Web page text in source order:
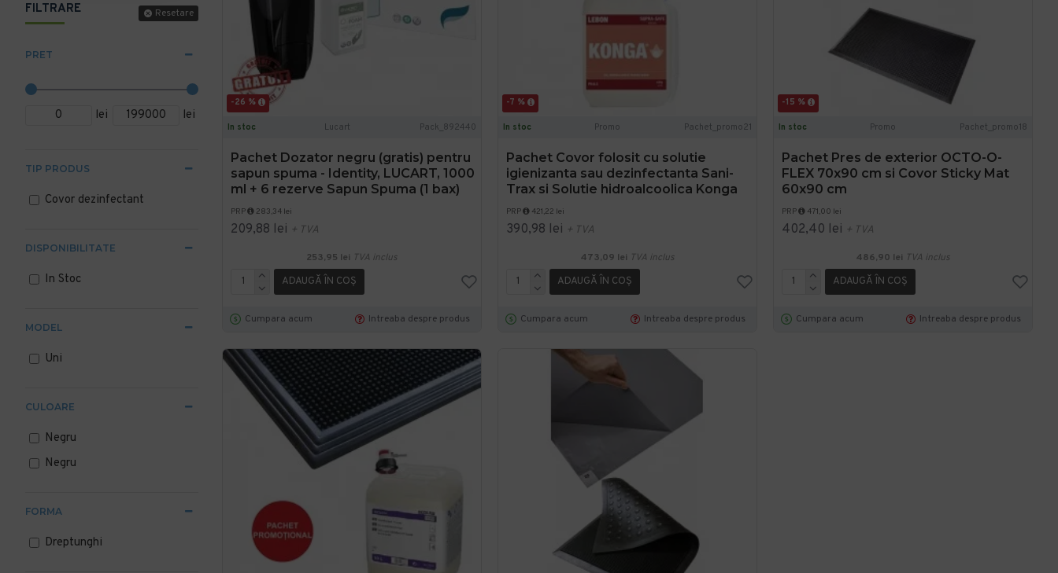
FILTRARE Resetare
PRET
lei lei
MODEL
Uni
CULOARE
Negru
Negru
FORMA
Dreptunghi
TIP PRODUS
Covor dezinfectant
DISPONIBILITATE
In Stoc
-26 %
In stoc Lucart Pack_892440
Pachet Dozator negru (gratis) pentru
sapun spuma - Identity, LUCART, 1000
ml + 6 rezerve Sapun Spuma (1 bax)
PRP 283,34 lei
209,88 lei + TVA
253,95 lei TVA inclus
ADAUGĂ ÎN COŞ
Cumpara acum Intreaba despre produs
-7 %
In stoc Promo Pachet_promo21
Pachet Covor folosit cu solutie
igienizanta sau dezinfectanta Sani-
Trax si Solutie hidroalcoolica Konga
PRP 421,22 lei
390,98 lei + TVA
473,09 lei TVA inclus
ADAUGĂ ÎN COŞ
Cumpara acum Intreaba despre produs
-15 %
In stoc Promo Pachet_promo18
Pachet Pres de exterior OCTO-O-
FLEX 70x90 cm si Covor Sticky Mat
60x90 cm
PRP 471,00 lei
402,40 lei + TVA
486,90 lei TVA inclus
ADAUGĂ ÎN COŞ
Cumpara acum Intreaba despre produs